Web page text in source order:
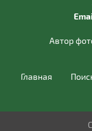
Автор
Главная